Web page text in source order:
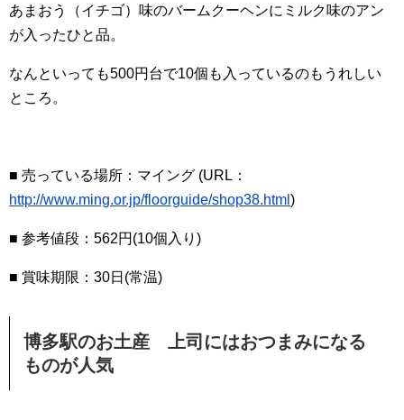
あまおう（イチゴ）味のバームクーヘンにミルク味のアン
が入ったひと品。
なんといっても500円台で10個も入っているのもうれしい
ところ。
■ 売っている場所：マイング (URL：
http://www.ming.or.jp/floorguide/shop38.html )
■ 参考値段：562円(10個入り)
■ 賞味期限：30日(常温)
博多駅のお土産 上司にはおつまみになる
ものが人気